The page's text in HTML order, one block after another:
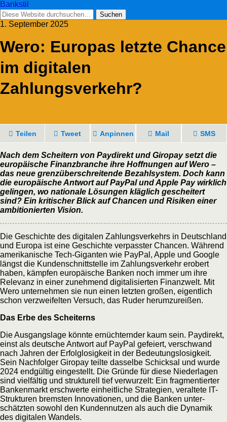
Bankstil
1. September 2025
Wero: Euro­pas letz­te Chan­ce
im digi­ta­len
Zahlungsverkehr?
Tei­len Tweet Anpin­nen Mail SMS
Nach dem Schei­tern von Pay­di­rekt und Giro­pay setzt die
euro­päi­sche Finanz­bran­che ihre Hoff­nun­gen auf Wero –
das neue grenz­über­schrei­ten­de Bezahl­sys­tem. Doch kann
die euro­päi­sche Ant­wort auf Pay­Pal und Apple Pay wirk­lich
gelin­gen, wo natio­na­le Lösun­gen kläg­lich geschei­tert
sind? Ein kri­ti­scher Blick auf Chan­cen und Risi­ken einer
ambi­tio­nier­ten Vision.
Die Geschich­te des digi­ta­len Zah­lungs­ver­kehrs in Deutsch­land
und Euro­pa ist eine Geschich­te ver­pass­ter Chan­cen. Wäh­rend
ame­ri­ka­ni­sche Tech-Gigan­ten wie Pay­Pal, Apple und Goog­le
längst die Kun­den­schnitt­stel­le im Zah­lungs­ver­kehr erobert
haben, kämp­fen euro­päi­sche Ban­ken noch immer um ihre
Rele­vanz in einer zuneh­mend digi­ta­li­sier­ten Finanz­welt. Mit
Wero unter­neh­men sie nun einen letz­ten gro­ßen, eigent­lich
schon ver­zwei­fel­ten Ver­such, das Ruder herumzureißen.
Das Erbe des Scheiterns
Die Aus­gangs­la­ge könn­te ernüch­tern­der kaum sein. Pay­di­rekt,
einst als deut­sche Ant­wort auf Pay­Pal gefei­ert, ver­schwand
nach Jah­ren der Erfolg­lo­sig­keit in der Bedeu­tungs­lo­sig­keit.
Sein Nach­fol­ger Giro­pay teil­te das­sel­be Schick­sal und wur­de
2024 end­gül­tig ein­ge­stellt. Die Grün­de für die­se Nie­der­la­gen
sind viel­fäl­tig und struk­tu­rell tief ver­wur­zelt: Ein frag­men­tier­ter
Ban­ken­markt erschwer­te ein­heit­li­che Stra­te­gien, ver­al­te­te IT-
Struk­tu­ren brems­ten Inno­va­tio­nen, und die Ban­ken unter­
schätz­ten sowohl den Kun­den­nut­zen als auch die Dyna­mik
des digi­ta­len Wandels.